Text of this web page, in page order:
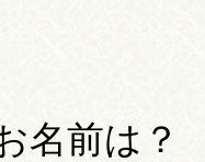
名前は？